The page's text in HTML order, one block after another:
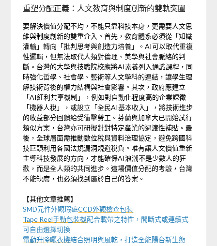
重塑分配正義：人文教育與制度創新的雙軌突圍
要解決價值分配不均，不能只靠科技本身，更需要人文思
維與制度創新的雙重介入。首先，教育體系必須從「知識
灌輸」轉向「批判思考與創造力培養」。AI可以取代重複
性邏輯，但無法取代人類對倫理、美學與社會脈絡的判
斷。台灣的大學與技職院校應將AI素養列入通識課程，同
時強化哲學、社會學、藝術等人文學科的連結，讓學生理
解技術背後的權力結構與社會影響。其次，政府應建立
「AI紅利共享機制」，例如對自動化程度高的企業課徵
「機器人稅」，或設立「全民AI基本收入」，將技術進步
的收益部分回饋給受衝擊勞工。芬蘭與加拿大已開始試行
類似方案，台灣亦可研擬針對特定產業的過渡性補貼。最
後，全球層面需推動數位稅與資料治理協定，避免跨國科
技巨頭利用各國法規漏洞規避稅負。唯有讓人文價值重新
主導科技發展的方向，才能確保AI浪潮不是少數人的狂
歡，而是全人類的共同進步。這場價值分配的考驗，台灣
不能缺席，也必須找到屬於自己的答案。
【其他文章推薦】
SMD元件外觀瑕疵CCD外觀檢查包裝
Tape Reel手動包裝機配合載帶之特性，間斷式或連續式
可自由選擇切換
電動升降曬衣機結合照明與風乾，打造全能陽台新生態